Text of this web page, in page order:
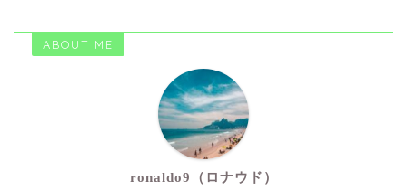
ABOUT ME
ronaldo9（ロナウド）